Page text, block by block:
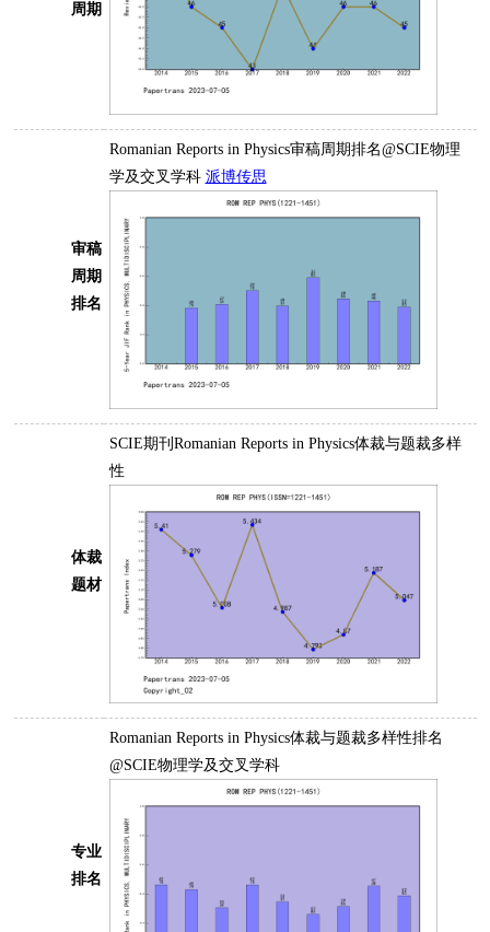
周期
审稿
周期
排名
Romanian Reports in Physics审稿周期排名@SCIE物理
学及交叉学科 派博传思
体裁
题材
SCIE期刊Romanian Reports in Physics体裁与题裁多样
性
专业
排名
Romanian Reports in Physics体裁与题裁多样性排名
@SCIE物理学及交叉学科